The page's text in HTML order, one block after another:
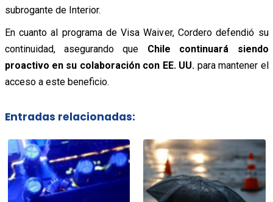
subrogante de Interior.
En cuanto al programa de Visa Waiver, Cordero defendió su
continuidad, asegurando que Chile continuará siendo
proactivo en su colaboración con EE. UU. para mantener el
acceso a este beneficio.
Entradas relacionadas: